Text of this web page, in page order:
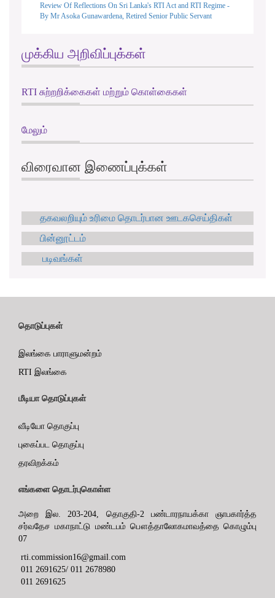
Review Of Reflections On Sri Lanka's RTI Act and RTI Regime -
By Mr Asoka Gunawardena, Retired Senior Public Servant
முக்கிய அறிவிப்புக்கள்
RTI சுற்றறிக்கைகள் மற்றும் கொள்கைகள்
மேலும்
விரைவான இணைப்புக்கள்
தகவலறியும் உரிமை தொடர்பான ஊடகசெய்திகள்
பின்னூட்டம்
படிவங்கள்
தொடுப்புகள்
இலங்கை பாராளுமன்றம்
RTI இலங்கை
மீடியா தொடுப்புகள்
வீடியோ தொகுப்பு
புகைப்பட தொகுப்பு
தரவிறக்கம்
எங்களை தொடர்புகொள்ள
அறை இல. 203-204, தொகுதி-2 பண்டாரநாயக்கா ஞாபகார்த்த
சர்வதேச மகாநாட்டு மண்டபம் பௌத்தாலோகமாவத்தை கொழும்பு
07
rti.commission16@gmail.com
011 2691625/ 011 2678980
011 2691625